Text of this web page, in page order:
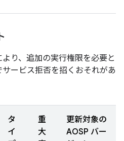
り、追加の実行権限を必要と
ービス拒否を招くおそれがあ
タ
イ
重
大
更新対象の
AOSP バー